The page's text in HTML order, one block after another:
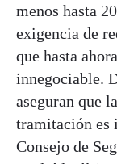
menos hasta
exigencia de
que hasta
innegociable.
aseguran que
tramitación es
Consejo de